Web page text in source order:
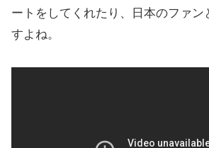
ートをしてくれたり、日本のファン
すよね。